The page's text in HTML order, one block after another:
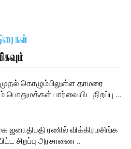
கொழும்பிலுள்ள தாமரை
பொதுமக்கள் பார்வையிட திறப்பு …
ஜனாதிபதி ரணில் விக்கிரமசிங்க
சிறப்பு அரசாணை ..